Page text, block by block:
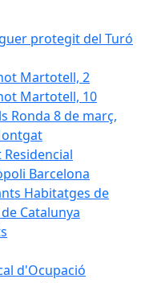
protegit del Turó
Martotell, 2
Martotell, 10
Ronda 8 de març,
Barcelona
Habitatges de
Catalunya
d'Ocupació